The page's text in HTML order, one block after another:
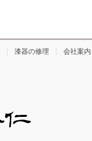
漆器の修理 会社案内